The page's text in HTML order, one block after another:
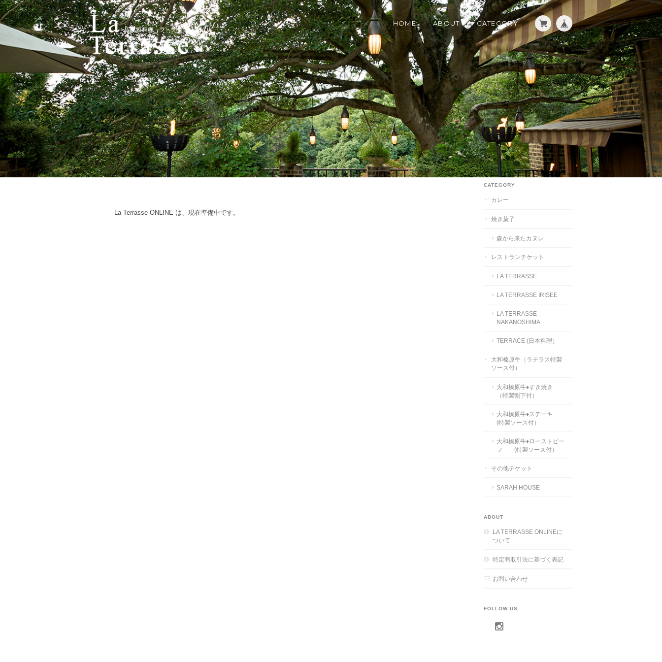
HOME ABOUT CATEGORY
La Terrasse ONLINE は、現在準備中です。
CATEGORY
カレー
焼き菓子
森から来たカヌレ
レストランチケット
LA TERRASSE
LA TERRASSE IRISEE
LA TERRASSE
NAKANOSHIMA
TERRACE (日本料理）
大和榛原牛（ラテラス特製
ソース付）
大和榛原牛♦すき焼き
（特製割下付）
大和榛原牛♦ステーキ
(特製ソース付）
大和榛原牛♦ローストビー
フ (特製ソース付）
その他チケット
SARAH HOUSE
ABOUT
LA TERRASSE ONLINEに
ついて
特定商取引法に基づく表記
お問い合わせ
FOLLOW US